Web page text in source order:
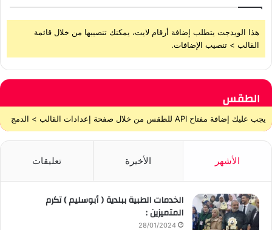
هذا الويدجت يتطلب إضافة أرقام لايت، يمكنك تنصيبها من خلال قائمة
القالب > تنصيب الإضافات.
الطقس
يجب عليك إضافة مفتاح API للطقس من خلال صفحة إعدادات القالب > الدمج
الأشهر الأخيرة تعليقات
الخدمات الطبية ببلدية ( أبوسليم ) تكرم
المتميزين :
28/01/2024